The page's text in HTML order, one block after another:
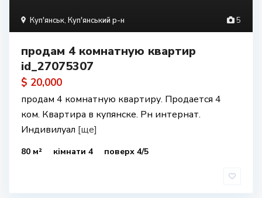
5
Куп'янськ, Куп'янський р-н
продам 4 комнатную квартир
id_27075307
$ 20,000
продам 4 комнатную квартиру. Продается 4
ком. Квартира в купянске. Рн интернат.
Индивилуал [ще]
80 м² кімнати 4 поверх 4/5